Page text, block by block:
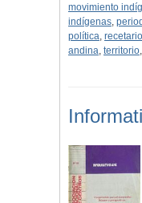
movimiento
indígenas,
política, recetario
andina, territorio,